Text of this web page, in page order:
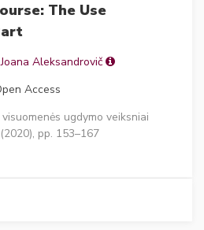
The Use
Joana Aleksandrovič
Access
ugdymo veiksniai
pp. 153–167